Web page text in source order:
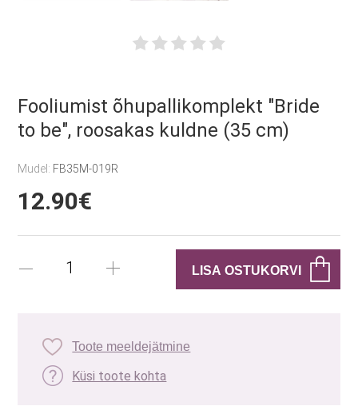
Fooliumist õhupallikomplekt "Bride
to be", roosakas kuldne (35 cm)
Mudel: FB35M-019R
12.90€
Toote meeldejätmine
Küsi toote kohta